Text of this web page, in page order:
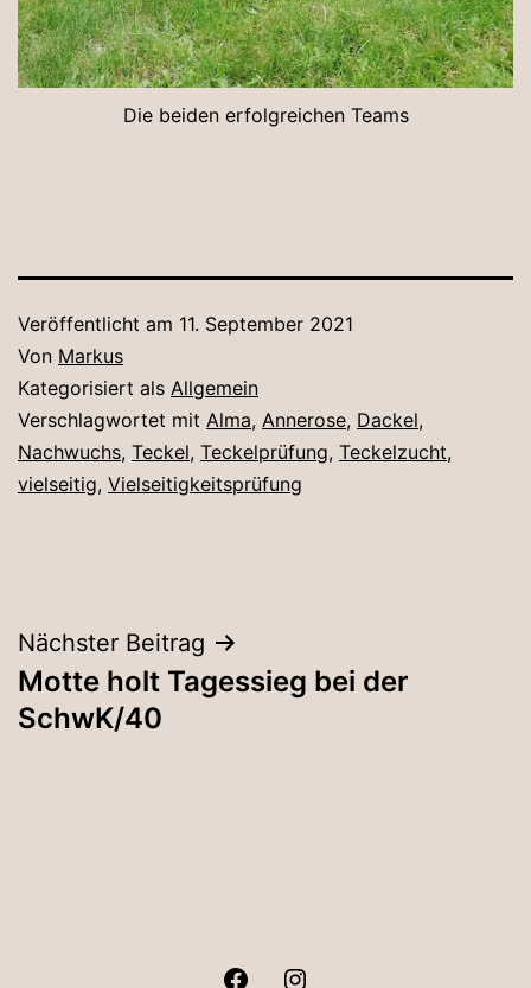
Die beiden erfolgreichen Teams
Veröffentlicht am 11. September 2021
Von Markus
Kategorisiert als Allgemein
Verschlagwortet mit Alma, Annerose, Dackel,
Nachwuchs, Teckel, Teckelprüfung, Teckelzucht,
vielseitig, Vielseitigkeitsprüfung
Beitragsnavigation
Nächster Beitrag
Motte holt Tagessieg bei der
SchwK/40
Facebook